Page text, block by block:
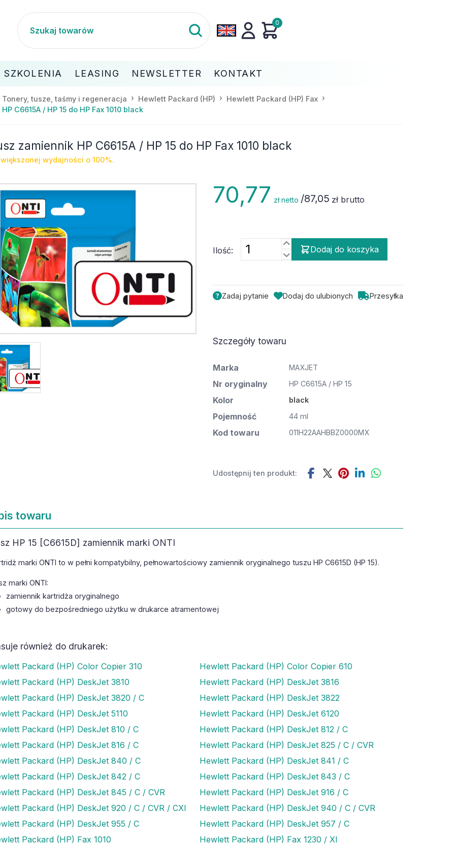
0
SZKOLENIA LEASING NEWSLETTER KONTAKT
Tonery, tusze, taśmy i regeneracja Hewlett Packard (HP)
Hewlett Packard (HP) Fax
C6615A / HP 15 do HP Fax 1010 black
zamiennik HP C6615A / HP 15 do HP Fax 1010 black
wydajności o 100%.
70,77 zł netto /87,05 zł brutto
Ilość: Dodaj do koszyka
Zadaj pytanie Dodaj do ulubionych Przesyłka
Szczegóły towaru
Marka MAXJET
Nr oryginalny HP C6615A / HP 15
Kolor black
Pojemność 44 ml
Kod towaru 011H22AAHBBZ0000MX
Udostępnij ten produkt:
towaru
HP 15 [C6615D] zamiennik marki ONTI
marki ONTI to w pełni kompatybilny, pełnowartościowy zamiennik oryginalnego tuszu HP C6615D (HP 15).
marki ONTI:
zamiennik kartridża oryginalnego
gotowy do bezpośredniego użytku w drukarce atramentowej
również do drukarek:
Packard (HP) Color Copier 310
Hewlett Packard (HP) Color Copier 610
Packard (HP) DeskJet 3810
Hewlett Packard (HP) DeskJet 3816
Packard (HP) DeskJet 3820 / C
Hewlett Packard (HP) DeskJet 3822
Packard (HP) DeskJet 5110
Hewlett Packard (HP) DeskJet 6120
Packard (HP) DeskJet 810 / C
Hewlett Packard (HP) DeskJet 812 / C
Packard (HP) DeskJet 816 / C
Hewlett Packard (HP) DeskJet 825 / C / CVR
Packard (HP) DeskJet 840 / C
Hewlett Packard (HP) DeskJet 841 / C
Packard (HP) DeskJet 842 / C
Hewlett Packard (HP) DeskJet 843 / C
Packard (HP) DeskJet 845 / C / CVR
Hewlett Packard (HP) DeskJet 916 / C
Packard (HP) DeskJet 920 / C / CVR / CXI
Hewlett Packard (HP) DeskJet 940 / C / CVR
Packard (HP) DeskJet 955 / C
Hewlett Packard (HP) DeskJet 957 / C
Packard (HP) Fax 1010
Hewlett Packard (HP) Fax 1230 / XI